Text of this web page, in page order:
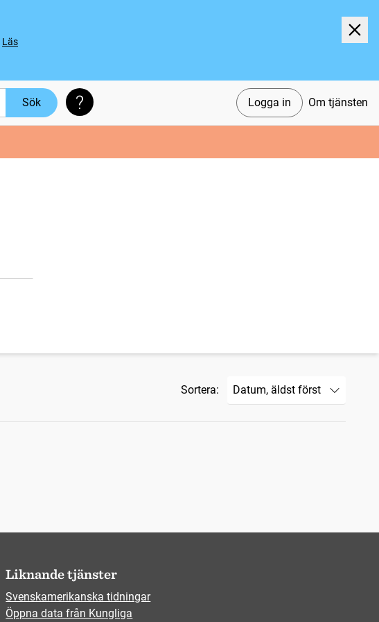
Läs
Logga in Om tjänsten
Sök Söktips
Sortera:
Liknande tjänster
Svenskamerikanska tidningar
Öppna data från Kungliga